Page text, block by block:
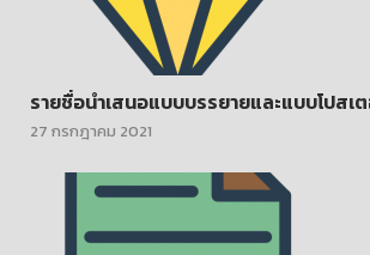
รายชื่อนำเสนอแบบบรรยายและแบบโปสเ
27 กรกฎาคม 2021